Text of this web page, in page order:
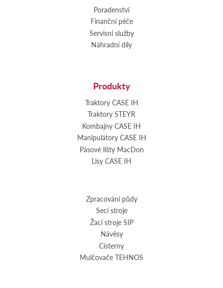
Poradenství
Finanční péče
Servisní služby
Náhradní díly
Produkty
Traktory CASE IH
Traktory STEYR
Kombajny CASE IH
Manipulátory CASE IH
Pásové lišty MacDon
Lisy CASE IH
Zpracování půdy
Secí stroje
Žací stroje SIP
Návěsy
Cisterny
Mulčovače TEHNOS